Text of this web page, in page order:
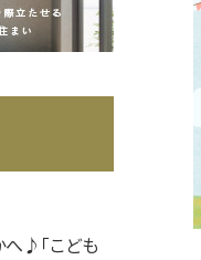
へ♪「こども